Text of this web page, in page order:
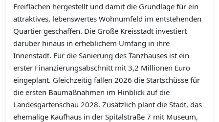
Freiflächen hergestellt und damit die Grundlage für ein
attraktives, lebenswertes Wohnumfeld im entstehenden
Quartier geschaffen. Die Große Kreisstadt investiert
darüber hinaus in erheblichem Umfang in ihre
Innenstadt. Für die Sanierung des Tanzhauses ist ein
erster Finanzierungsabschnitt mit 3,2 Millionen Euro
eingeplant. Gleichzeitig fallen 2026 die Startschüsse für
die ersten Baumaßnahmen im Hinblick auf die
Landesgartenschau 2028. Zusätzlich plant die Stadt, das
ehemalige Kaufhaus in der Spitalstraße 7 mit Museum,